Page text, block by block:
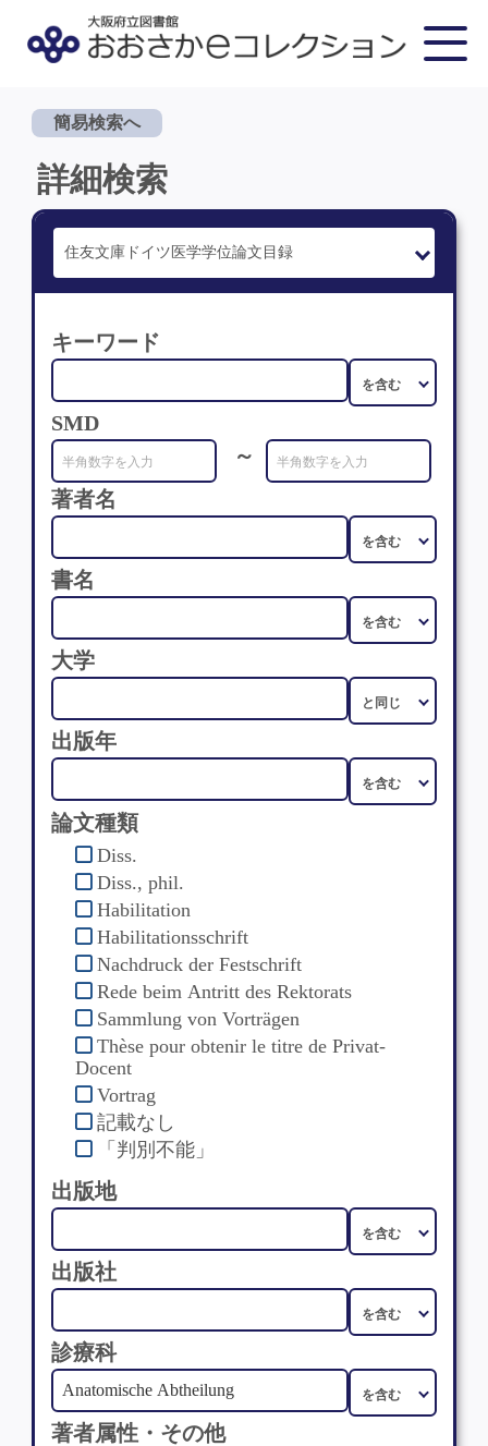
簡易検索へ
詳細検索
キーワード
SMD
～
著者名
書名
大学
出版年
論文種類
Diss.
Diss., phil.
Habilitation
Habilitationsschrift
Nachdruck der Festschrift
Rede beim Antritt des Rektorats
Sammlung von Vorträgen
Thèse pour obtenir le titre de Privat-
Docent
Vortrag
記載なし
「判別不能」
出版地
出版社
診療科
著者属性・その他